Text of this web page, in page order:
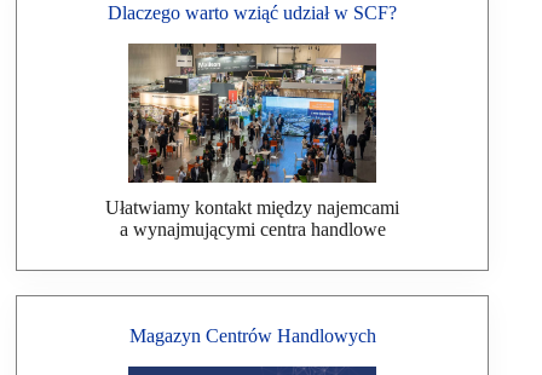
Dlaczego warto wziąć udział w SCF?
Ułatwiamy kontakt między najemcami
a wynajmującymi centra handlowe
Magazyn Centrów Handlowych